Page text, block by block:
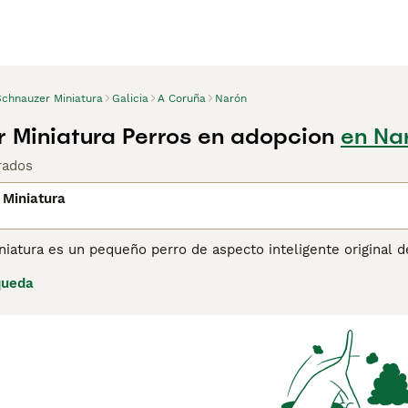
Miniatura Galicia A Coruña Narón
Miniatura Perros en adopcion en
es un pequeño perro de aspecto inteligente original
más populares gracias a su tamaño, apariencia
de consejos de compra de Schnauzer Miniaturapara